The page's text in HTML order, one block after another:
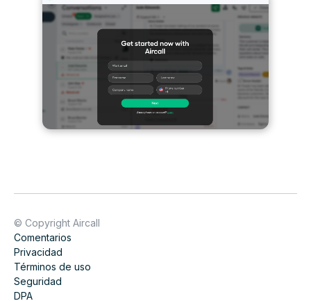
© Copyright Aircall
Comentarios
Privacidad
Términos de uso
Seguridad
DPA